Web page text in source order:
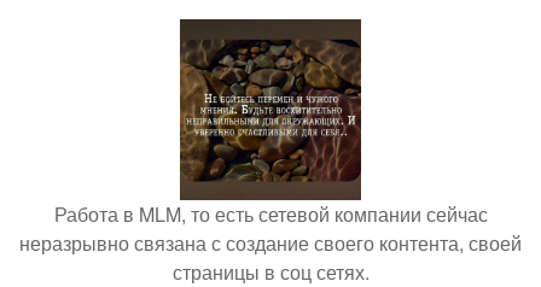
Работа в MLM, то есть сетевой компании сейчас
неразрывно связана с создание своего контента, своей
страницы в соц сетях.